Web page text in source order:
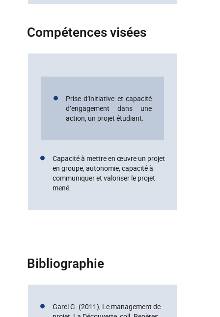
Compétences visées
Prise d’initiative et capacité
d’engagement dans une
action, un projet étudiant.
Capacité à mettre en œuvre un projet
en groupe, autonomie, capacité à
communiquer et valoriser le projet
mené.
Bibliographie
Garel G. (2011), Le management de